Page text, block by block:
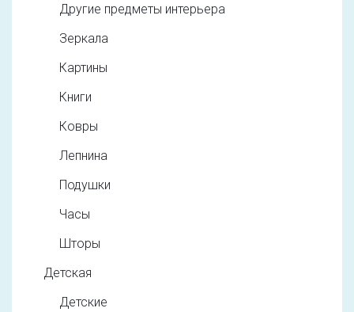
Другие предметы интерьера
Зеркала
Картины
Книги
Ковры
Лепнина
Подушки
Часы
Шторы
Детская
Детские